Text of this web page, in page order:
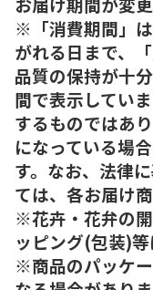
※「消費期間」
がれる日まで、
品質の保持が十
間で表示してい
するものではあ
になっている場
す。なお、法律
ては、各お届け
※花卉・花弁の
ッピング(包装)等
※商品のパッケ